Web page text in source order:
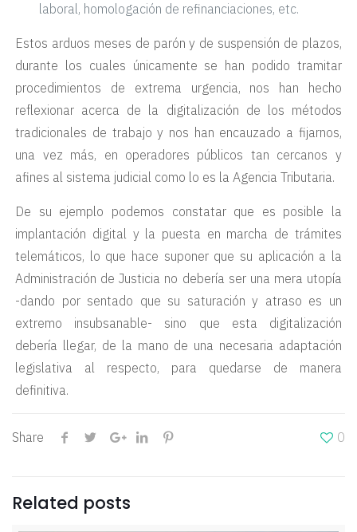
laboral, homologación de refinanciaciones, etc.
Estos arduos meses de parón y de suspensión de plazos,
durante los cuales únicamente se han podido tramitar
procedimientos de extrema urgencia, nos han hecho
reflexionar acerca de la digitalización de los métodos
tradicionales de trabajo y nos han encauzado a fijarnos,
una vez más, en operadores públicos tan cercanos y
afines al sistema judicial como lo es la Agencia Tributaria.
De su ejemplo podemos constatar que es posible la
implantación digital y la puesta en marcha de trámites
telemáticos, lo que hace suponer que su aplicación a la
Administración de Justicia no debería ser una mera utopía
-dando por sentado que su saturación y atraso es un
extremo insubsanable- sino que esta digitalización
debería llegar, de la mano de una necesaria adaptación
legislativa al respecto, para quedarse de manera
definitiva.
Share 0
Related posts